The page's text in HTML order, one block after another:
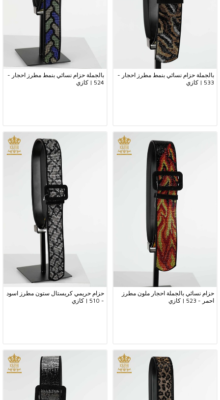
بالجملة حزام نسائي بنمط مطرز احجار -
533 | كازي
بالجملة حزام نسائي بنمط مطرز احجار -
524 | كازي
حزام نسائي بالجملة احجار ملون مطرز
احمر - 523 | كازي
حزام حريمي كريستال ستون مطرز اسود
- 510 | كازي